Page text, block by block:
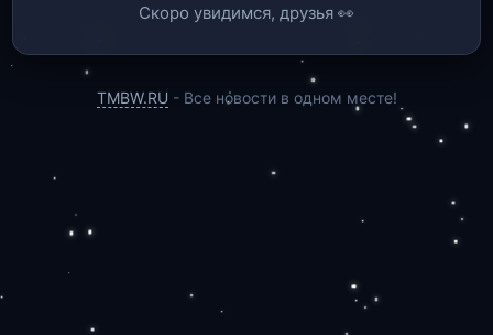
Скоро увидимся, друзья 👀
TMBW.RU - Все новости в одном месте!